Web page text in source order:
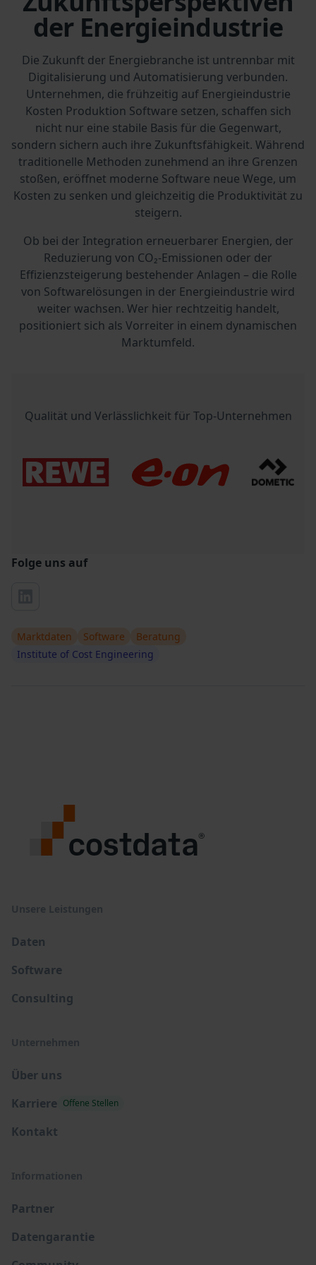
der Energieindustrie
Die Zukunft der Energiebranche ist untrennbar mit
Digitalisierung und Automatisierung verbunden.
Unternehmen, die frühzeitig auf Energieindustrie
Kosten Produktion Software setzen, schaffen sich
nicht nur eine stabile Basis für die Gegenwart,
sondern sichern auch ihre Zukunftsfähigkeit. Während
traditionelle Methoden zunehmend an ihre Grenzen
stoßen, eröffnet moderne Software neue Wege, um
Kosten zu senken und gleichzeitig die Produktivität zu
steigern.
Ob bei der Integration erneuerbarer Energien, der
Reduzierung von CO₂-Emissionen oder der
Effizienzsteigerung bestehender Anlagen – die Rolle
von Softwarelösungen in der Energieindustrie wird
weiter wachsen. Wer hier rechtzeitig handelt,
positioniert sich als Vorreiter in einem dynamischen
Marktumfeld.
Qualität und Verlässlichkeit für Top-Unternehmen
Folge uns auf
Marktdaten Software
Beratung
Institute of Cost Engineering
Unsere Leistungen
Daten
Software
Consulting
Unternehmen
Über uns
Karriere Offene Stellen
Kontakt
Informationen
Partner
Datengarantie